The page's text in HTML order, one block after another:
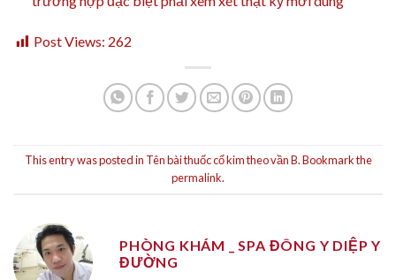
Post Views: 262
This entry was posted in Tên bài thuốc cổ kim theo vần B. Bookmark the
permalink.
PHÒNG KHÁM _ SPA ĐÔNG Y DIỆP Y
ĐƯỜNG